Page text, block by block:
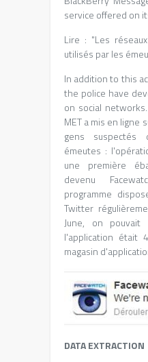
service offered on
Lire : "Les
utilisés par les
In addition to this
the police have
on social
MET a mis en ligne
gens suspectés
émeutes :
une première
devenu
programme
Twitter
June, on
l'application était
magasin
DATA EXTRACTION